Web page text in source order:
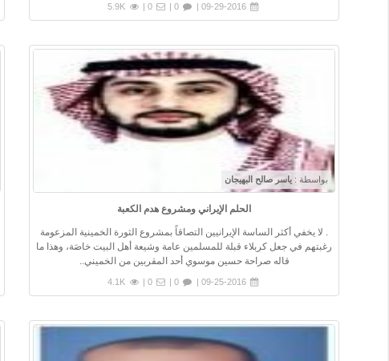
09-29-2016 |
0 |
5.9K
بواسطة : ياسر صالح البهيجان
الحلم الإيراني ومشروع هدم الكعبة
. لا يخفي أكثر الساسة الإيرانيين التصاقاً بمشروع الثورة الخمينية المزعومة
رغبتهم في جعل كربلاء قبلة للمسلمين عامة وشيعة أهل البيت خاصَة، وهذا ما
قاله صراحة حسين موسوي أحد المقربين من الخميني..
09-25-2016 |
0 |
4.1K